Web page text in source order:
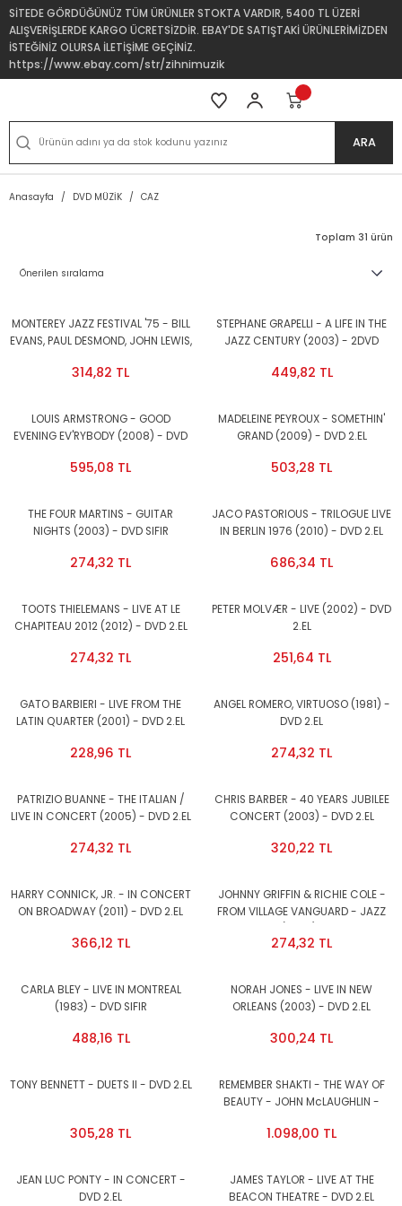
SİTEDE GÖRDÜĞÜNÜZ TÜM ÜRÜNLER STOKTA VARDIR, 5400 TL ÜZERİ
ALIŞVERİŞLERDE KARGO ÜCRETSİZDİR. EBAY'DE SATIŞTAKİ ÜRÜNLERİMİZDEN
İSTEĞİNİZ OLURSA İLETİŞİME GEÇİNİZ.
https://www.ebay.com/str/zihnimuzik
ARA
Anasayfa DVD MÜZİK CAZ
Toplam 31 ürün
MONTEREY JAZZ FESTIVAL '75 - BILL
EVANS, PAUL DESMOND, JOHN LEWIS,
314,82 TL
STEPHANE GRAPELLI - A LIFE IN THE
JAZZ CENTURY (2003) - 2DVD
449,82 TL
LOUIS ARMSTRONG - GOOD
EVENING EV'RYBODY (2008) - DVD
595,08 TL
MADELEINE PEYROUX - SOMETHIN'
GRAND (2009) - DVD 2.EL
503,28 TL
THE FOUR MARTINS - GUITAR
NIGHTS (2003) - DVD SIFIR
274,32 TL
JACO PASTORIOUS - TRILOGUE LIVE
IN BERLIN 1976 (2010) - DVD 2.EL
686,34 TL
TOOTS THIELEMANS - LIVE AT LE
CHAPITEAU 2012 (2012) - DVD 2.EL
274,32 TL
PETER MOLVÆR - LIVE (2002) - DVD
2.EL
251,64 TL
GATO BARBIERI - LIVE FROM THE
LATIN QUARTER (2001) - DVD 2.EL
228,96 TL
ANGEL ROMERO, VIRTUOSO (1981) -
DVD 2.EL
274,32 TL
PATRIZIO BUANNE - THE ITALIAN /
LIVE IN CONCERT (2005) - DVD 2.EL
274,32 TL
CHRIS BARBER - 40 YEARS JUBILEE
CONCERT (2003) - DVD 2.EL
320,22 TL
HARRY CONNICK, JR. - IN CONCERT
ON BROADWAY (2011) - DVD 2.EL
366,12 TL
JOHNNY GRIFFIN & RICHIE COLE -
FROM VILLAGE VANGUARD - JAZZ
274,32 TL
CARLA BLEY - LIVE IN MONTREAL
(1983) - DVD SIFIR
488,16 TL
NORAH JONES - LIVE IN NEW
ORLEANS (2003) - DVD 2.EL
300,24 TL
TONY BENNETT - DUETS II - DVD 2.EL
305,28 TL
REMEMBER SHAKTI - THE WAY OF
BEAUTY - JOHN McLAUGHLIN -
1.098,00 TL
JEAN LUC PONTY - IN CONCERT -
DVD 2.EL
JAMES TAYLOR - LIVE AT THE
BEACON THEATRE - DVD 2.EL